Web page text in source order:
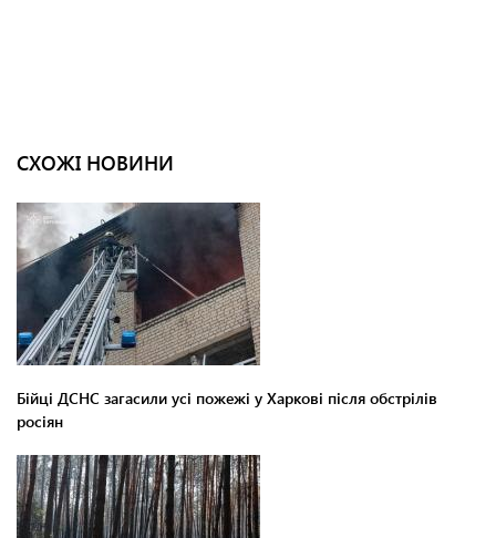
СХОЖІ НОВИНИ
Бійці ДСНС загасили усі пожежі у Харкові після обстрілів
росіян